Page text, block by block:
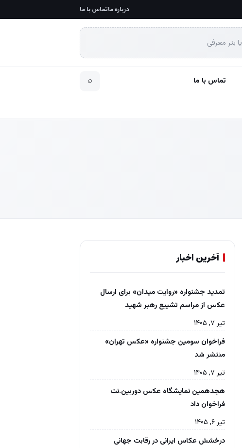
درباره ماتماس با ما
بنر معرفی
تماس با ما ⌕
آخرین اخبار
تمدید جشنواره «روایت میدان» برای ارسال
عکس از مراسم تشییع رهبر شهید
تیر ۷, ۱۴۰۵
فراخوان سومین جشنواره «عکس تهران»
منتشر شد
تیر ۷, ۱۴۰۵
هجدهمین نمایشگاه عکس دوربین.نت
فراخوان داد
تیر ۶, ۱۴۰۵
درخشش عکاس ایرانی در رقابت جهانی